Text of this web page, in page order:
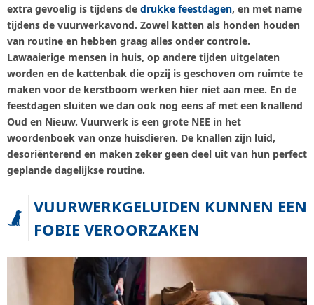
extra gevoelig is tijdens de drukke feestdagen, en met name
tijdens de vuurwerkavond. Zowel katten als honden houden
van routine en hebben graag alles onder controle.
Lawaaierige mensen in huis, op andere tijden uitgelaten
worden en de kattenbak die opzij is geschoven om ruimte te
maken voor de kerstboom werken hier niet aan mee. En de
feestdagen sluiten we dan ook nog eens af met een knallend
Oud en Nieuw. Vuurwerk is een grote NEE in het
woordenboek van onze huisdieren. De knallen zijn luid,
desoriënterend en maken zeker geen deel uit van hun perfect
geplande dagelijkse routine.
VUURWERKGELUIDEN KUNNEN EEN
FOBIE VEROORZAKEN